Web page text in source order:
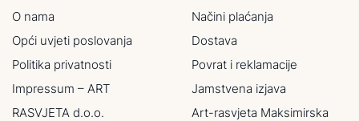
O nama
Opći uvjeti poslovanja
Politika privatnosti
Impressum – ART
RASVJETA d.o.o.
Načini plaćanja
Dostava
Povrat i reklamacije
Jamstvena izjava
Art-rasvjeta Maksimirska